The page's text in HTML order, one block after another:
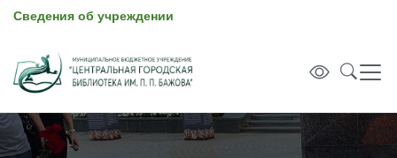
Сведения об учреждении